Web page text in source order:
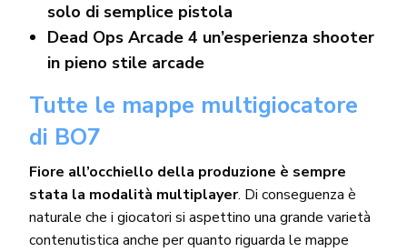
solo di semplice pistola
Dead Ops Arcade 4 un’esperienza shooter
in pieno stile arcade
Tutte le mappe multigiocatore
di BO7
Fiore all’occhiello della produzione è sempre
stata la modalità multiplayer. Di conseguenza è
naturale che i giocatori si aspettino una grande varietà
contenutistica anche per quanto riguarda le mappe